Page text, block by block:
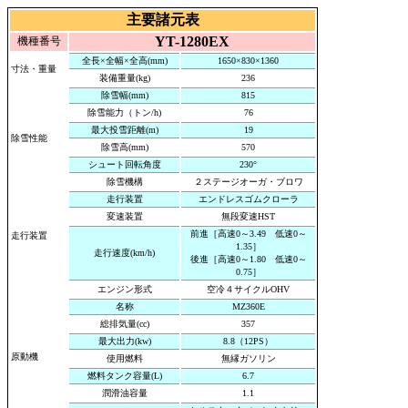
主要諸元表
機種番号 YT-1280EX
寸法・重量
全長×全幅×全高(mm)
1650×830×1360
装備重量(kg)
236
除雪性能
除雪幅(mm)
815
除雪能力（トン/h)
76
最大投雪距離(m)
19
除雪高(mm)
570
シュート回転角度
230°
除雪機構
２ステージオーガ・ブロワ
走行装置
走行装置
エンドレスゴムクローラ
変速装置
無段変速HST
走行速度(km/h)
前進［高速0～3.49 低速0～
1.35］
後進［高速0～1.80 低速0～
0.75］
原動機
エンジン形式
空冷４サイクルOHV
名称
MZ360E
総排気量(cc)
357
最大出力(kw)
8.8（12PS）
使用燃料
無縁ガソリン
燃料タンク容量(L)
6.7
潤滑油容量
1.1